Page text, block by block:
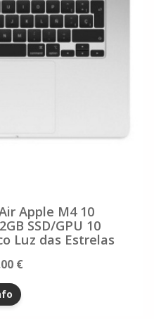
Apple M4 10
SSD/GPU 10
Luz das Estrelas
€